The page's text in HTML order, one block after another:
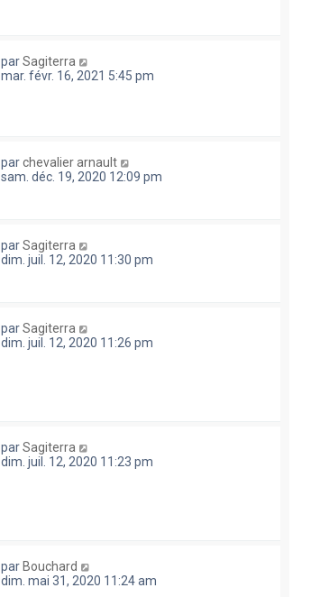
parSagiterra
mar. févr. 16, 2021 5:45 pm
parchevalier arnault
sam. déc. 19, 2020 12:09 pm
parSagiterra
dim. juil. 12, 2020 11:30 pm
parSagiterra
dim. juil. 12, 2020 11:26 pm
parSagiterra
dim. juil. 12, 2020 11:23 pm
par Bouchard
dim. mai 31, 2020 11:24 am